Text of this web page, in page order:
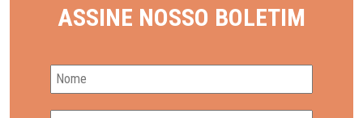
ASSINE NOSSO BOLETIM